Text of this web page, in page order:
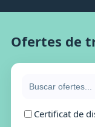
Ofertes de
Certificat de